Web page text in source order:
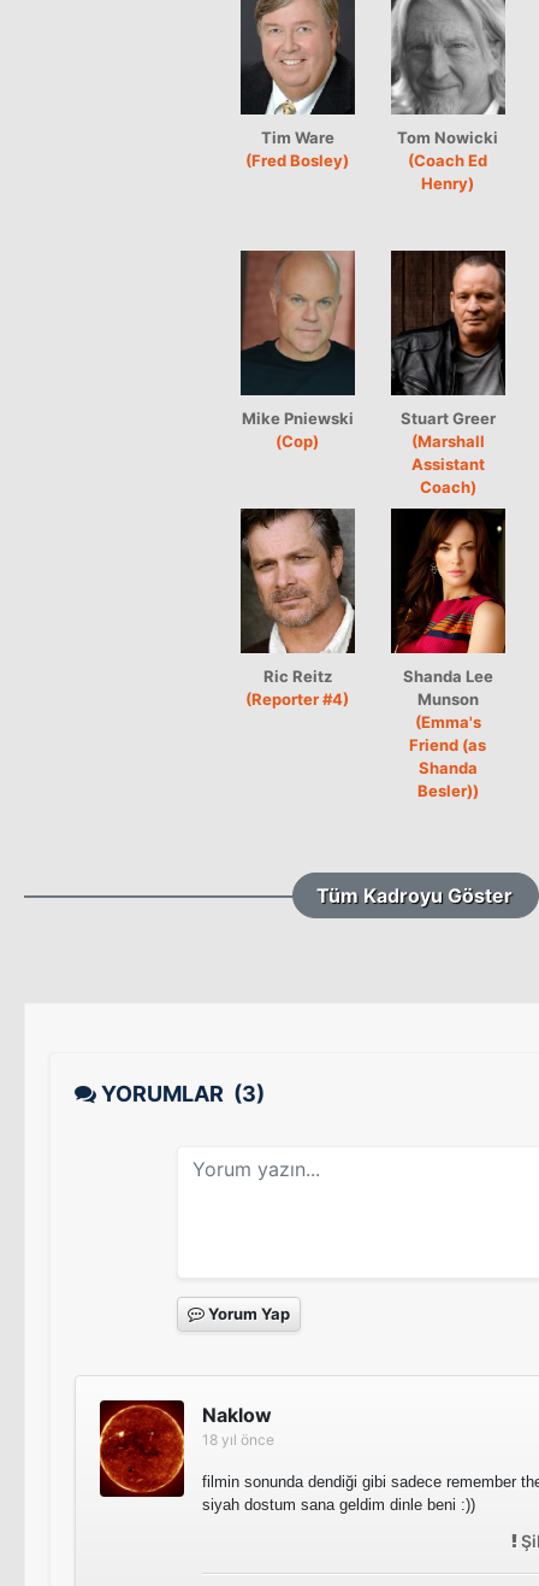
Tim Ware
(Fred Bosley)
Tom Nowicki
(Coach Ed
Henry)
Mike Pniewski
(Cop)
Stuart Greer
(Marshall
Assistant
Coach)
Ric Reitz
(Reporter #4)
Shanda Lee
Munson
(Emma's
Friend (as
Shanda
Besler))
Tüm Kadroyu Göster
YORUMLAR (3)
Yorum Yap
Naklow
18 yıl önce
filmin sonunda dendiği gibi sadece remember
siyah dostum sana geldim dinle beni :))